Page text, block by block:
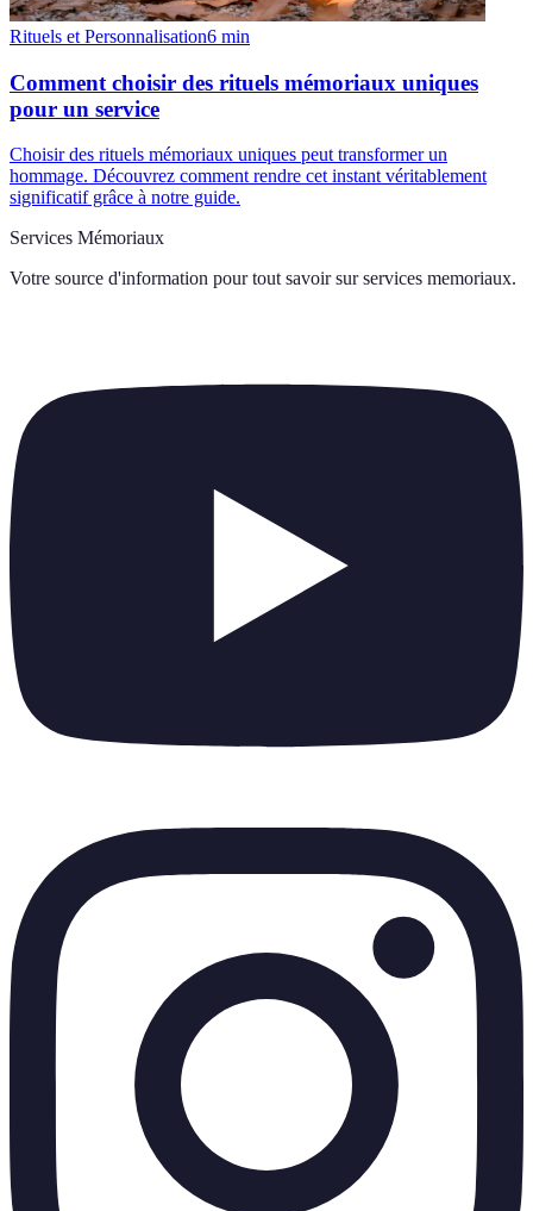
Rituels et Personnalisation6 min
Comment choisir des rituels mémoriaux uniques
pour un service
Choisir des rituels mémoriaux uniques peut transformer un
hommage. Découvrez comment rendre cet instant véritablement
significatif grâce à notre guide.
Services Mémoriaux
Votre source d'information pour tout savoir sur services memoriaux.